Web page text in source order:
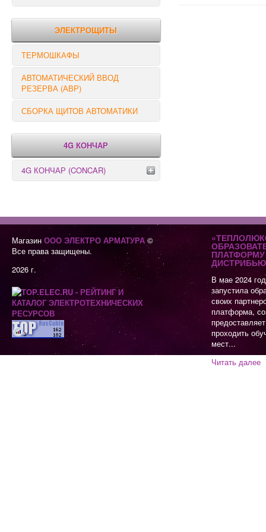
РЕЛЕ КОНТРОЛЯ
ЭЛЕКТРОЩИТЫ
ТЕРМОШКАФЫ
АВТОМАТИЧЕСКИЙ ВВОД
РЕЗЕРВА (АВР)
СБОРКА ЩИТОВ АВТОМАТИКИ
4G КОНЧАР
4G КОНЧАР (CONCAR)
Магазин ООО ЭЛЕКТРО АРМАТУРА©
Все права защищены.
2026 г.
В мае 2024
запустила
своих
платформа,
проходить
мест...
Читать далее